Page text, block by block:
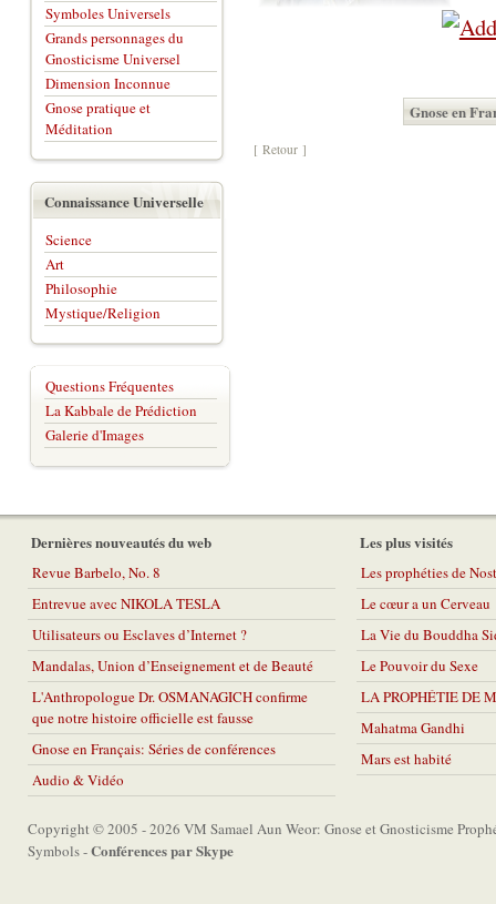
Gnose en
[ Retour ]
Symboles Universels
Grands personnages du
Gnosticisme Universel
Dimension Inconnue
Gnose pratique et
Méditation
Connaissance Universelle
Science
Art
Philosophie
Mystique/Religion
Questions Fréquentes
La Kabbale de Prédiction
Galerie d'Images
Dernières nouveautés du web
Revue Barbelo, No. 8
Entrevue avec NIKOLA TESLA
Utilisateurs ou Esclaves d’Internet ?
Mandalas, Union d’Enseignement et de Beauté
L'Anthropologue Dr. OSMANAGICH confirme
que notre histoire officielle est fausse
Gnose en Français: Séries de conférences
Audio & Vidéo
Les plus visités
Les prophéties de
Le cœur a un Cerveau
La Vie du Bouddha
Le Pouvoir du Sexe
LA PROPHÉTIE DE
Mahatma Gandhi
Mars est habité
Copyright © 2005 - 2026 VM Samael Aun Weor: Gnose et Gnosticisme
Symbols -Conférences par Skype